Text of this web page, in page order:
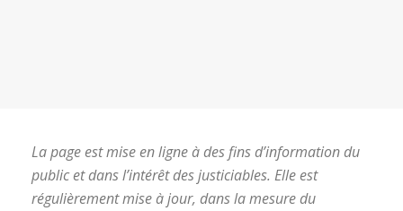
La page est mise en ligne à des fins d’information du
public et dans l’intérêt des justiciables. Elle est
régulièrement mise à jour, dans la mesure du